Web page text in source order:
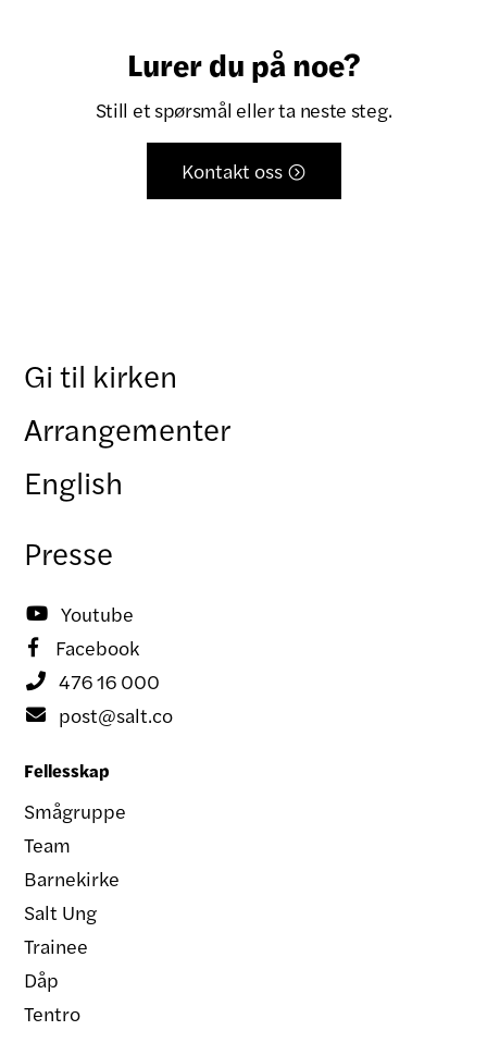
Lurer du på noe?
Still et spørsmål eller ta neste steg.
Kontakt oss 
Gi til kirken
Arrangementer
English
Presse
 Youtube
 Facebook
 476 16 000
 post@salt.co
Fellesskap
Smågruppe
Team
Barnekirke
Salt Ung
Trainee
Dåp
Tentro